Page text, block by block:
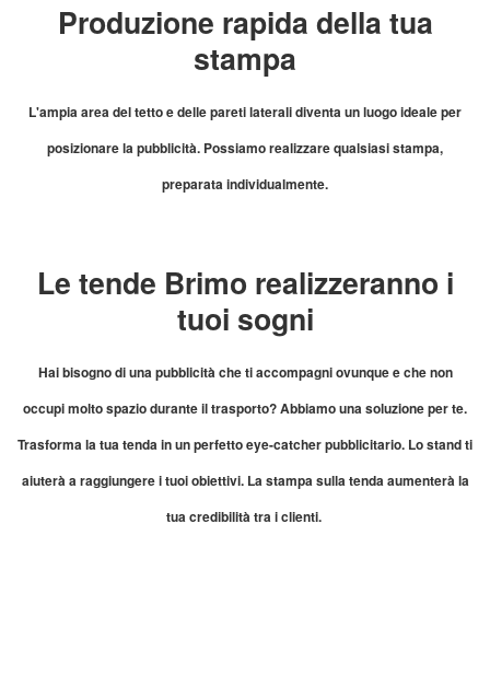
Produzione rapida della tua
stampa
L'ampia area del tetto e delle pareti laterali diventa un luogo ideale per
posizionare la pubblicità. Possiamo realizzare qualsiasi stampa,
preparata individualmente.
Le tende Brimo realizzeranno i
tuoi sogni
Hai bisogno di una pubblicità che ti accompagni ovunque e che non
occupi molto spazio durante il trasporto? Abbiamo una soluzione per te.
Trasforma la tua tenda in un perfetto eye-catcher pubblicitario. Lo stand ti
aiuterà a raggiungere i tuoi obiettivi. La stampa sulla tenda aumenterà la
tua credibilità tra i clienti.